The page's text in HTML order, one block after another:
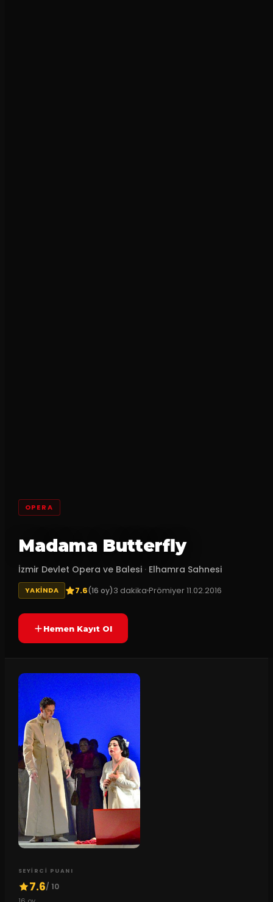
OPERA
Madama Butterfly
İzmir Devlet Opera ve Balesi · Elhamra Sahnesi
YAKINDA 7.6(16 oy)3 dakikaPrömiyer11.02.2016
Hemen Kayıt Ol
SEYIRCI PUANI
7.6/ 10